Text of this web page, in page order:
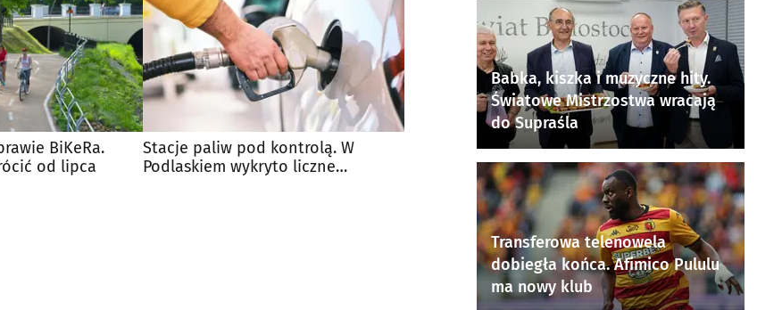
BiKeRa.
od lipca
Stacje paliw pod kontrolą. W
Podlaskiem wykryto liczne
Babka, kiszka i muzyczne hity.
Światowe Mistrzostwa wracają
do Supraśla
Transferowa telenowela
dobiegła końca. Afimico Pululu
ma nowy klub